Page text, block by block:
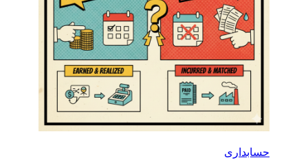
حسابداری